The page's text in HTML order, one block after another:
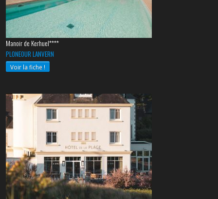
Manoir de Kerhuel****
PLONEOUR LANVERN
Voir la fiche !